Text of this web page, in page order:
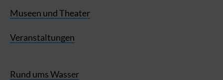
Museen und Theater
Veranstaltungen
Rund ums Wasser